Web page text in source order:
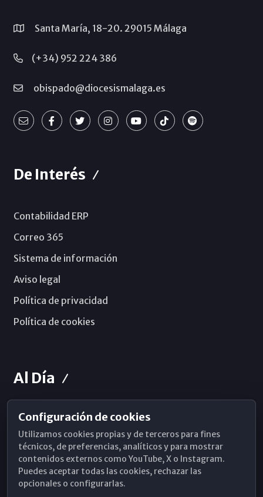
Santa María, 18-20. 29015 Málaga
(+34) 952 224 386
obispado@diocesismalaga.es
De Interés
Contabilidad ERP
Correo 365
Sistema de información
Aviso legal
Política de privacidad
Política de cookies
Al Día
Horarios de Misa
Hemeroteca
WhatsApp
Configuración de cookies
Utilizamos cookies propias y de terceros para fines
técnicos, de preferencias, analíticos y para mostrar
contenidos externos como YouTube, X o Instagram.
Puedes aceptar todas las cookies, rechazar las
opcionales o configurarlas.